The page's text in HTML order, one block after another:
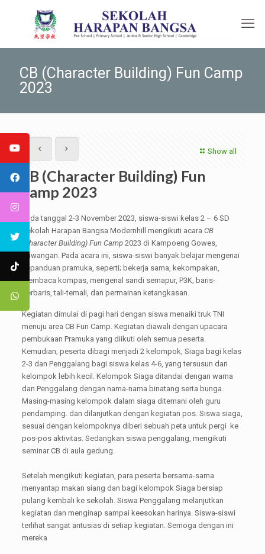
CB (Character Building) Fun Camp
2023
Show all
CB (Character Building) Fun
Camp 2023
Pada tanggal 2-3 November 2023, siswa-siswi kelas 2 – 6 SD
Sekolah Harapan Bangsa Modernhill mengikuti acara CB
(Character Building) Fun Camp2023 di Kampoeng Gowes,
Sawangan. Pada acara ini, siswa-siswi banyak belajar mengenai
kepanduan pramuka, seperti; bekerja sama, kekompakan,
membaca kompas, mengenal sandi semapur, P3K, baris-
berbaris, tali-temali, dan permainan ketangkasan.
Kegiatan dimulai di pagi hari dengan siswa menaiki truk TNI
menuju area CB Fun Camp. Kegiatan diawali dengan upacara
pembukaan Pramuka yang diikuti oleh semua peserta.
Kemudian, peserta dibagi menjadi 2 kelompok, Siaga bagi kelas
2-3 dan Penggalang bagi siswa kelas 4-6, yang tersusun dari
kelompok lebih kecil. Kelompok Siaga ditandai dengan warna
dan Penggalang dengan nama-nama binatang serta bunga.
Masing-masing kelompok dalam siaga ditemani oleh guru
pendamping. dan dilanjutkan dengan kegiatan pos. Siswa siaga,
sesuai dengan kelompoknya diberi sebuah peta untuk pergi ke
pos-pos aktivitas. Sedangkan siswa penggalang, mengikuti
seminar CB di aula gedung.
Setelah mengikuti kegiatan, para peserta bersama-sama
menyantap makan siang dan bagi kelompok Siaga bersiap
pulang kembali ke sekolah. Siswa Penggalang melanjutkan
kegiatan dan menginap sampai keesokan harinya. Siswa-siswi
terlihat sangat antusias di setiap kegiatan. Semoga dengan ini
mereka